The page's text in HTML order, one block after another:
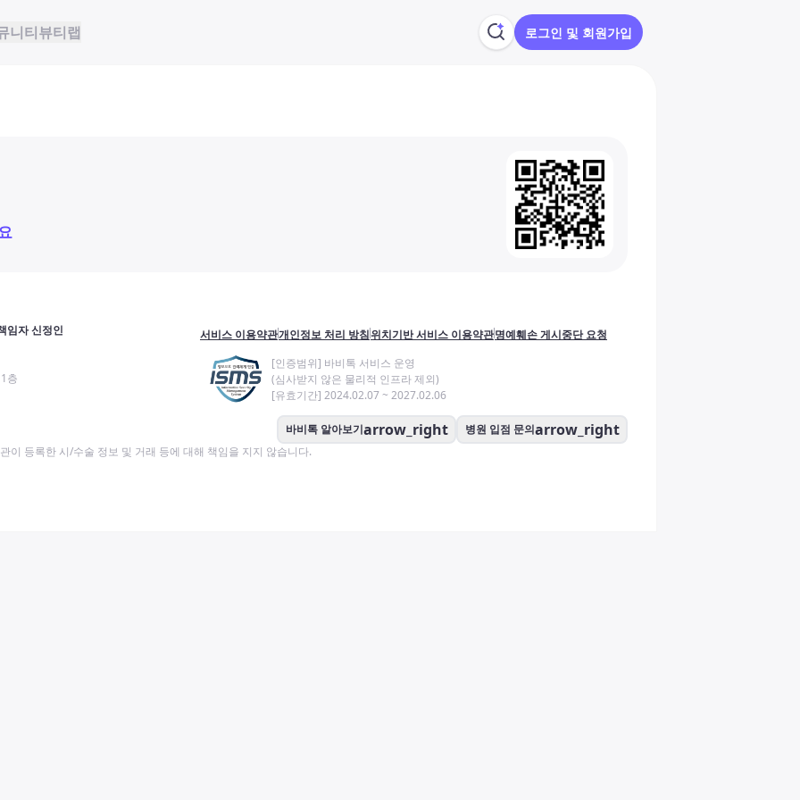
니티뷰티랩 로그인 및 회원가입
임자 신정인
층
서비스 이용약관개인정보 처리 방침위치기반 서비스 이용약관명예훼손 게시중단 요청
[인증범위] 바비톡 서비스 운영
(심사받지 않은 물리적 인프라 제외)
[유효기간] 2024.02.07 ~ 2027.02.06
바비톡 알아보기arrow_right 병원 입점 문의arrow_right
이 등록한 시/수술 정보 및 거래 등에 대해 책임을 지지 않습니다.